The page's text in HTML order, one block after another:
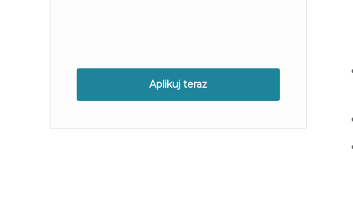
Aplikuj teraz